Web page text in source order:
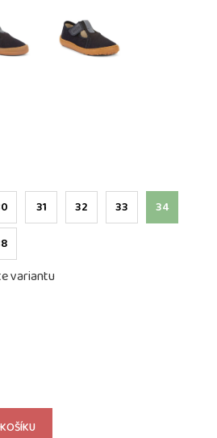
31 32 33 34
variantu